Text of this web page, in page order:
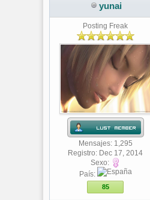
yunai
Posting Freak
Mensajes: 1,295
Registro: Dec 17, 2014
Sexo:
País:
85